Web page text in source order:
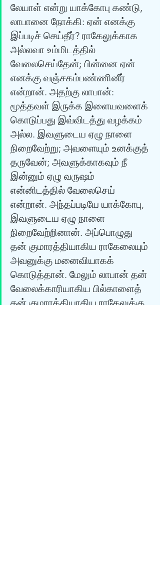
லேயாள் என்று யாக்கோபு கண்டு,
லாபானை நோக்கி: ஏன் எனக்கு
இப்படிச் செய்தீர்? ராகேலுக்காக
அல்லவா உம்மிடத்தில்
வேலைசெய்தேன்; பின்னை ஏன்
எனக்கு வஞ்சகம்பண்ணினீர்
என்றான். அதற்கு லாபான்:
மூத்தவள் இருக்க இளையவளைக்
கொடுப்பது இவ்விடத்து வழக்கம்
அல்ல. இவளுடைய ஏழு நாளை
நிறைவேற்று; அவளையும் உனக்குத்
தருவேன்; அவளுக்காகவும் நீ
இன்னும் ஏழு வருஷம்
என்னிடத்தில் வேலைசெய்
என்றான். அந்தப்படியே யாக்கோபு,
இவளுடைய ஏழு நாளை
நிறைவேற்றினான். அப்பொழுது
தன் குமாரத்தியாகிய ராகேலையும்
அவனுக்கு மனைவியாகக்
கொடுத்தான். மேலும் லாபான் தன்
வேலைக்காரியாகிய பில்காளைத்
தன் குமாரத்தியாகிய ராகேலுக்கு